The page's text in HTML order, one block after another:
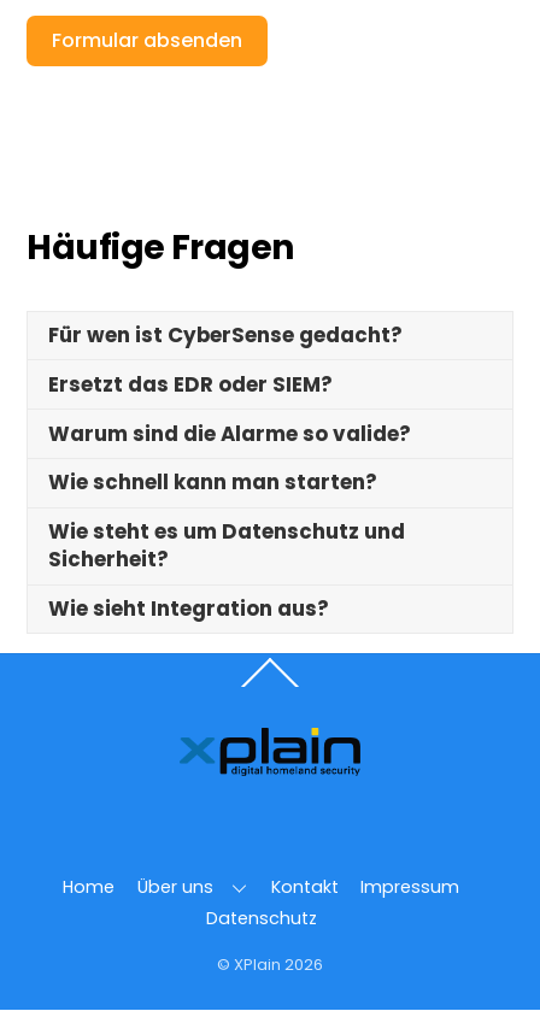
Formular absenden
Häufige Fragen
Für wen ist CyberSense gedacht?
Ersetzt das EDR oder SIEM?
Warum sind die Alarme so valide?
Wie schnell kann man starten?
Wie steht es um Datenschutz und
Sicherheit?
Wie sieht Integration aus?
To
Home Über uns Kontakt
Impressum
Datenschutz
© XPlain 2026